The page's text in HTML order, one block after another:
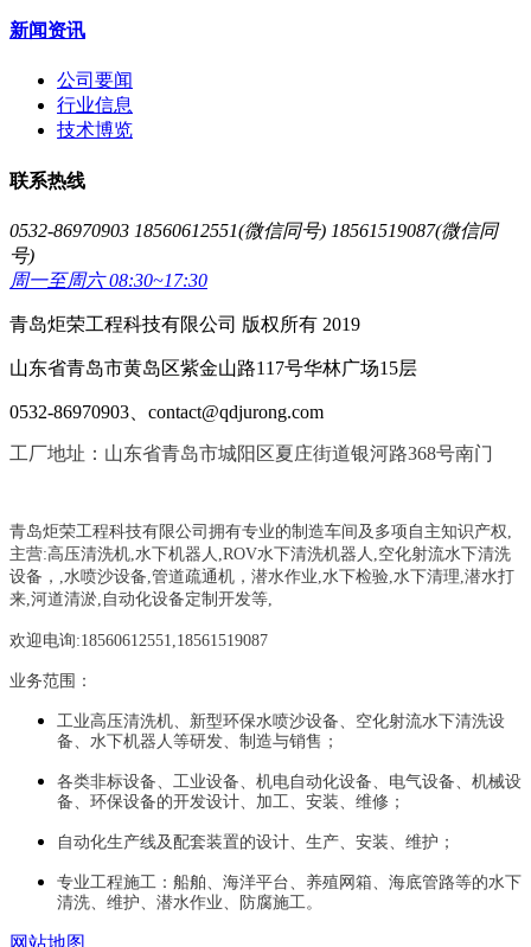
新闻资讯
公司要闻
行业信息
技术博览
联系热线
0532-86970903 18560612551(微信同号) 18561519087(微信同
号)
周一至周六 08:30~17:30
青岛炬荣工程科技有限公司 版权所有 2019
山东省青岛市黄岛区紫金山路117号华林广场15层
0532-86970903、contact@qdjurong.com
工厂地址：山东省青岛市城阳区夏庄街道银河路368号南门
青岛炬荣工程科技有限公司拥有专业的制造车间及多项自主知识产权,
主营:高压清洗机,水下机器人,ROV水下清洗机器人,空化射流水下清洗
设备，
水喷沙设备 ,管道疏通机 ， 潜水作业,水下检验,水下清理,潜水打
来,河道清淤,自动化设备定制开发等,
欢迎电询:18560612551,18561519087
业务范围：
工业高压清洗机、新型环保水喷沙设备、空化射流水下清洗设
备、水下机器人等研发、制造与销售；
各类非标设备、工业设备、机电自动化设备、电气设备、机械设
备、环保设备的开发设计、加工、安装、维修；
自动化生产线及配套装置的设计、生产、安装、维护；
专业工程施工：船舶、海洋平台、养殖网箱、海底管路等的水下
清洗、维护、潜水作业、防腐施工。
网站地图